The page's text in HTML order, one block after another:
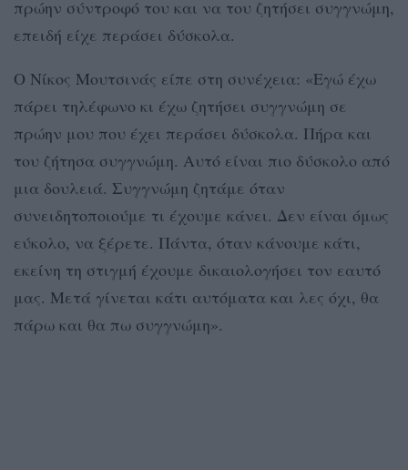
πρώην σύντροφό του και να του ζητήσει συγγνώμη,
επειδή είχε περάσει δύσκολα.
O Νίκος Μουτσινάς είπε στη συνέχεια: «Εγώ έχω
πάρει τηλέφωνο κι έχω ζητήσει συγγνώμη σε
πρώην μου που έχει περάσει δύσκολα. Πήρα και
του ζήτησα συγγνώμη. Αυτό είναι πιο δύσκολο από
μια δουλειά. Συγγνώμη ζητάμε όταν
συνειδητοποιούμε τι έχουμε κάνει. Δεν είναι όμως
εύκολο, να ξέρετε. Πάντα, όταν κάνουμε κάτι,
εκείνη τη στιγμή έχουμε δικαιολογήσει τον εαυτό
μας. Μετά γίνεται κάτι αυτόματα και λες όχι, θα
πάρω και θα πω συγγνώμη».